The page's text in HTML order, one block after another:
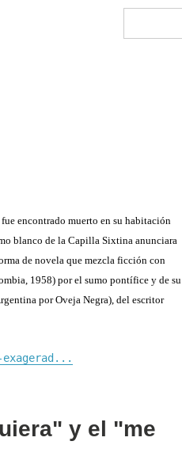
encontrado muerto en su habitación
blanco de la Capilla Sixtina anunciara
de novela que mezcla ficción con
1958) por el sumo pontífice y de su
por Oveja Negra), del escritor
y el "me